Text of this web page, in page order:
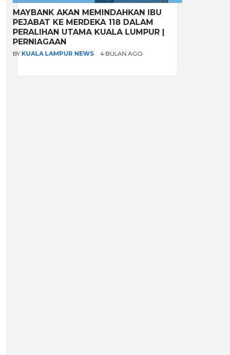
MAYBANK AKAN MEMINDAHKAN IBU
PEJABAT KE MERDEKA 118 DALAM
PERALIHAN UTAMA KUALA LUMPUR |
PERNIAGAAN
BY KUALA LAMPUR NEWS 4 BULAN AGO